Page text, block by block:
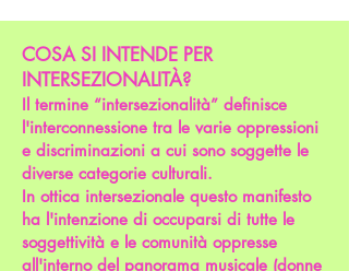
COSA SI INTENDE PER
INTERSEZIONALITÀ?
Il termine “intersezionalità” definisce
l'interconnessione tra le varie oppressioni
e discriminazioni a cui sono soggette le
diverse categorie culturali.
In ottica intersezionale questo manifesto
ha l'intenzione di occuparsi di tutte le
soggettività e le comunità oppresse
all'interno del panorama musicale (donne